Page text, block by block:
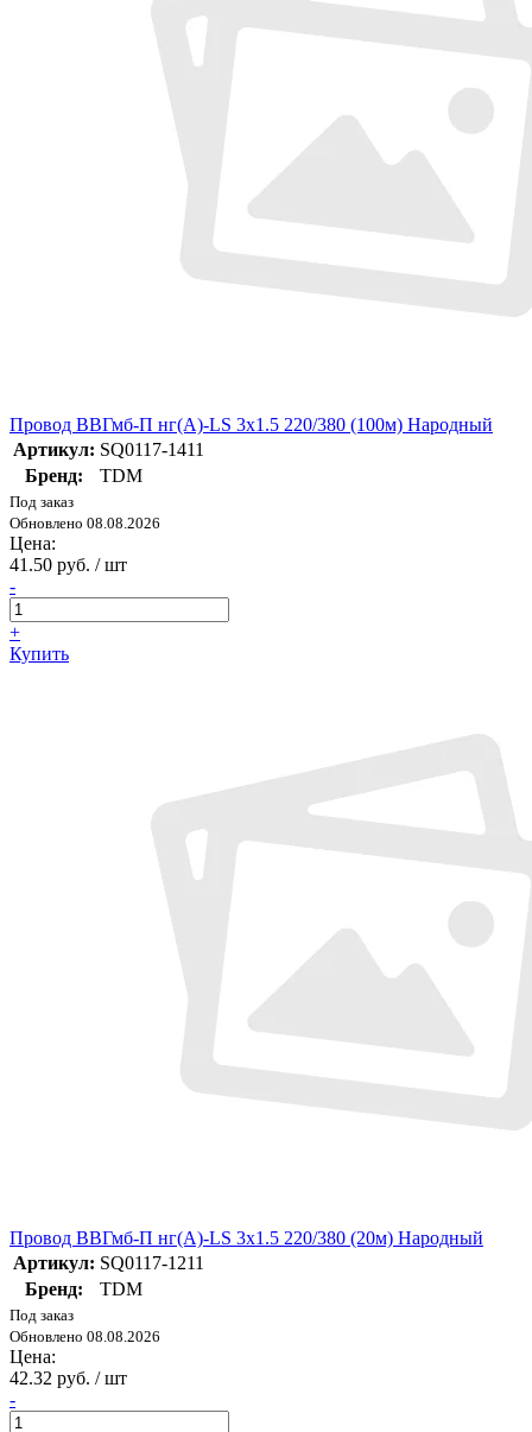
Провод ВВГмб-П нг(А)-LS 3х1.5 220/380 (100м) Народный
Артикул: SQ0117-1411
Бренд:
TDM
Под заказ
Обновлено 08.08.2026
Цена:
41.50 руб. / шт
-
+
Купить
Провод ВВГмб-П нг(А)-LS 3х1.5 220/380 (20м) Народный
Артикул: SQ0117-1211
Бренд:
TDM
Под заказ
Обновлено 08.08.2026
Цена:
42.32 руб. / шт
-